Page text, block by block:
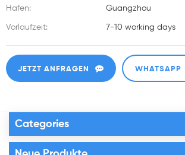
Hafen: Guangzhou
Vorlaufzeit: 7-10 working days
JETZT ANFRAGEN WHATSAPP
Categories